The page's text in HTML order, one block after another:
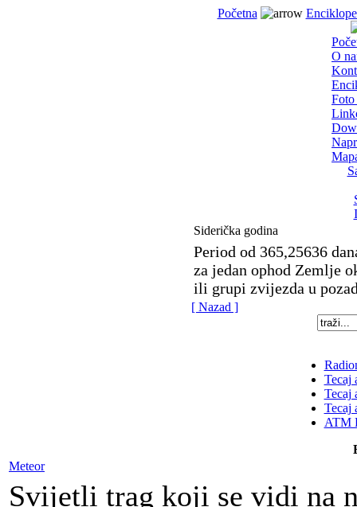
Početna
O
Foto
Siderička godina
Period od 365,25636
za jedan ophod Zemlje
ili grupi zvijezda u
[ Nazad ]
Tecaj
Tecaj
Tecaj
ATM
Meteor
Svijetli trag koji se vidi na